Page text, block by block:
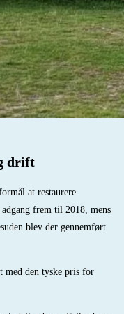
drift
at restaurere
frem til 2018, mens
blev der gennemført
med den tyske pris for